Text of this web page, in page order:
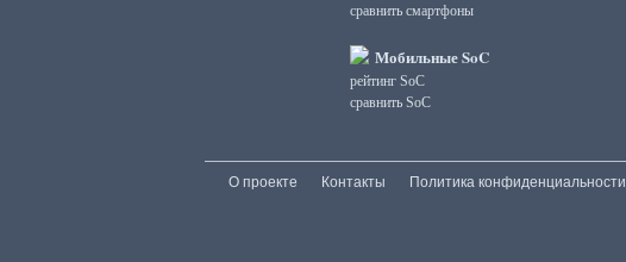
сравнить смартфоны
Мобильные SoC
рейтинг SoC
сравнить SoC
О проекте Контакты Политика конфиденциальности